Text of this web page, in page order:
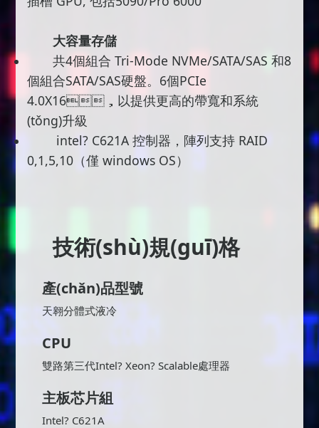
大容量存儲
共4個組合 Tri-Mode NVMe/SATA/SAS 和8
個組合SATA/SAS硬盤。6個PCIe
4.0X16，以提供更高的帶寬和系統
(tǒng)升級
intel? C621A 控制器，陣列支持 RAID
0,1,5,10（僅 windows OS）
技術(shù)規(guī)格
產(chǎn)品型號
天翱分體式液冷
CPU
雙路第三代Intel? Xeon? Scalable處理器
主板芯片組
Intel? C621A